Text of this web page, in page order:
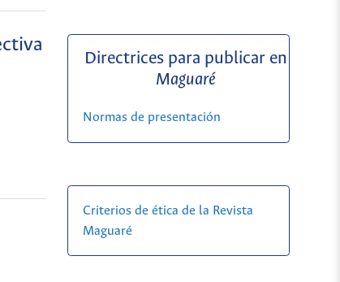
Directrices para publicar en
Maguaré
Normas de presentación
Criterios de ética de la Revista
Maguaré